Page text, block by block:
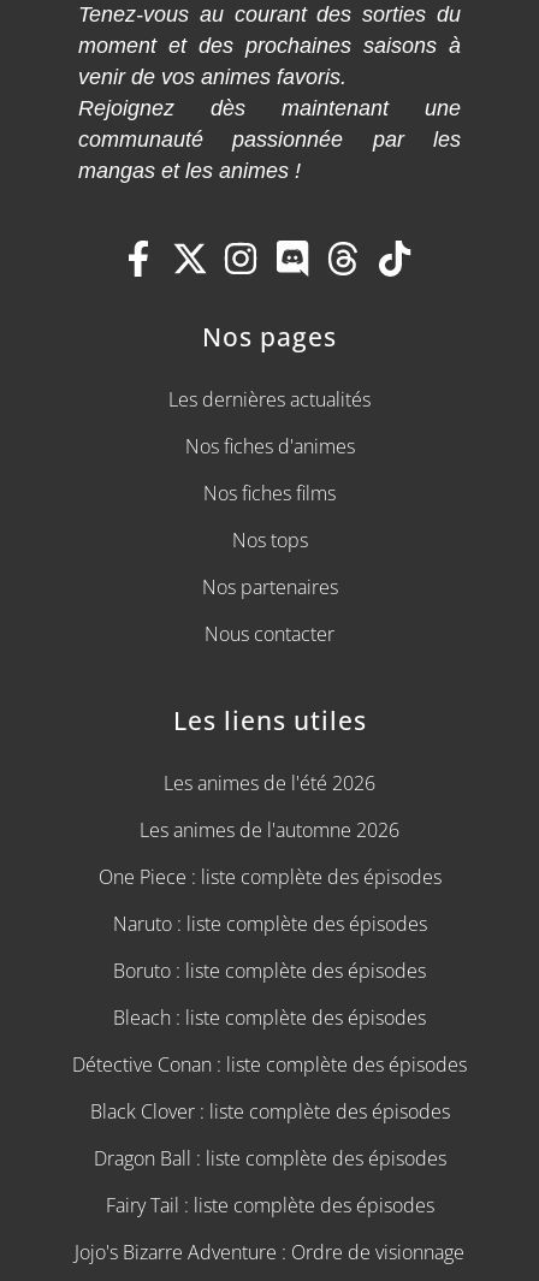
Tenez-vous au courant des sorties du
moment et des prochaines saisons à
venir de vos animes favoris.
Rejoignez dès maintenant une
communauté passionnée par les
mangas et les animes !
Nos pages
Les dernières actualités
Nos fiches d'animes
Nos fiches films
Nos tops
Nos partenaires
Nous contacter
Les liens utiles
Les animes de l'été 2026
Les animes de l'automne 2026
One Piece : liste complète des épisodes
Naruto : liste complète des épisodes
Boruto : liste complète des épisodes
Bleach : liste complète des épisodes
Détective Conan : liste complète des épisodes
Black Clover : liste complète des épisodes
Dragon Ball : liste complète des épisodes
Fairy Tail : liste complète des épisodes
Jojo's Bizarre Adventure : Ordre de visionnage